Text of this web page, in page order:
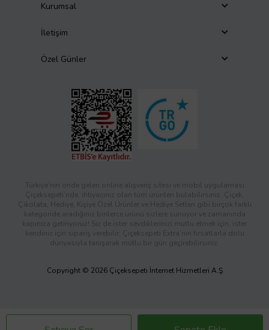
Kurumsal
İletişim
Özel Günler
Türkiye’nin önde gelen online alışveriş sitesi ve mobil uygulaması
Çiçeksepeti’nde, ihtiyacınız olan tüm ürünleri bulabilirsiniz. Çiçek,
Çikolata, Hediye, Kişiye Özel Ürünler ve Hediye Setleri gibi birçok farklı
kategoride aradığınız binlerce ürünü sizlere sunuyor ve zamanında
kapınıza getiriyoruz! Siz de ister sevdiklerinizi mutlu etmek için, ister
kendiniz için sipariş verebilir; Çiçeksepeti Extra’nın fırsatlarla dolu
dünyasıyla tanışarak mutlu bir gün geçirebilirsiniz.
Copyright © 2026 Çiçeksepeti İnternet Hizmetleri A.Ş